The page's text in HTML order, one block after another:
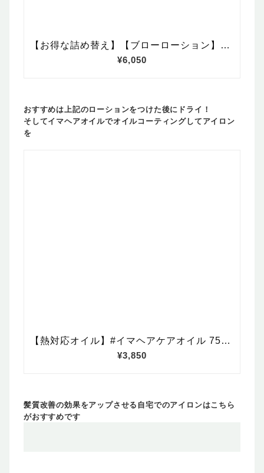
おすすめは上記のローションをつけた後にドライ！
そしてイマヘアオイルでオイルコーティングしてアイロン
を
髪質改善の効果をアップさせる自宅でのアイロンはこちら
がおすすめです